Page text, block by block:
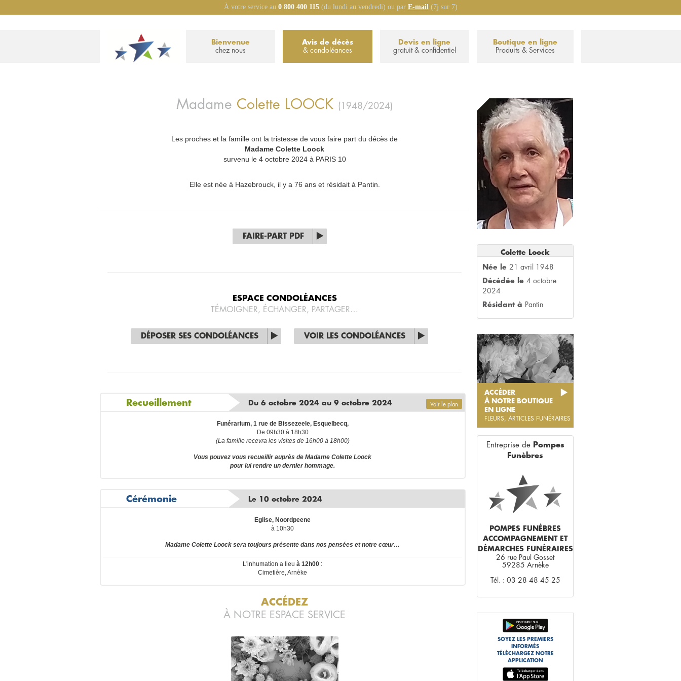
À votre service au 0 800 400 115(du lundi au vendredi) ou par E-mail(7j sur 7)
Bienvenue
chez nous
Avis de décès
& condoléances
Devis en ligne
gratuit & confidentiel
Boutique en ligne
Produits & Services
Colette Loock
Née le 21 avril 1948
Décédée le 4 octobre
2024
Résidant à Pantin
ACCÉDER
À NOTRE BOUTIQUE
EN LIGNE
FLEURS, ARTICLES FUNÉRAIRES
Entreprise de Pompes
Funèbres
POMPES FUNÈBRES
ACCOMPAGNEMENT ET
DÉMARCHES FUNÉRAIRES
26 rue Paul Gosset
59285 Arnèke
Tél. : 03 28 48 45 25
SOYEZ LES PREMIERS
INFORMÉS
TÉLÉCHARGEZ NOTRE
APPLICATION
Madame Colette LOOCK (1948/2024)
Les proches et la famille ont la tristesse de vous faire part du décès de
Madame Colette Loock
survenu le 4 octobre 2024 à PARIS 10
Elle est née à Hazebrouck, il y a 76 ans et résidait à Pantin.
FAIRE-PART PDF
ESPACE CONDOLÉANCES
TÉMOIGNER, ÉCHANGER, PARTAGER…
DÉPOSER SES CONDOLÉANCES VOIR LES CONDOLÉANCES
Recueillement Du 6 octobre 2024 au 9 octobre 2024 Voir le plan
Funérarium, 1 rue de Bissezeele, Esquelbecq,
De 09h30 à 18h30
(La famille recevra les visites de 16h00 à 18h00)
Vous pouvez vous recueillir auprès de Madame Colette Loock
pour lui rendre un dernier hommage.
Cérémonie Le 10 octobre 2024
Eglise, Noordpeene
à 10h30
Madame Colette Loock sera toujours présente dans nos pensées et notre cœur…
L'inhumation a lieuà 12h00 :
Cimetière, Arnèke
ACCÉDEZ
À NOTRE ESPACE SERVICE